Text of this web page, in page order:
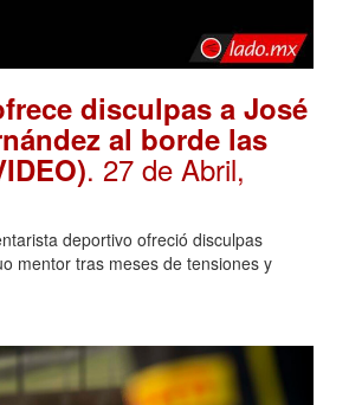
disculpas a José
al borde las
. 27 de Abril,
deportivo ofreció disculpas
mentor tras meses de tensiones y